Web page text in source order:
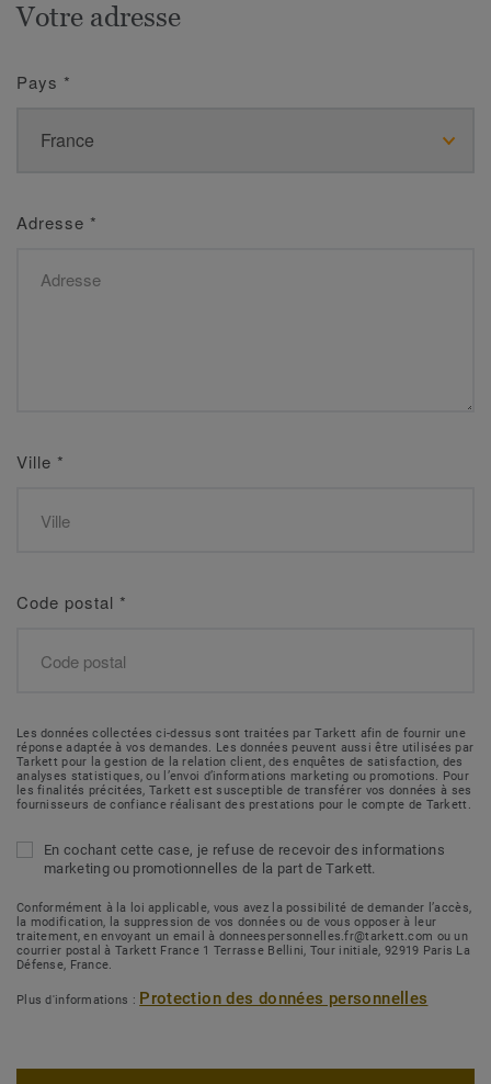
Votre adresse
Pays *
Adresse *
Ville *
Code postal *
Les données collectées ci-dessus sont traitées par Tarkett afin de fournir une
réponse adaptée à vos demandes. Les données peuvent aussi être utilisées par
Tarkett pour la gestion de la relation client, des enquêtes de satisfaction, des
analyses statistiques, ou l’envoi d’informations marketing ou promotions. Pour
les finalités précitées, Tarkett est susceptible de transférer vos données à ses
fournisseurs de confiance réalisant des prestations pour le compte de Tarkett.
En cochant cette case, je refuse de recevoir des informations
marketing ou promotionnelles de la part de Tarkett.
Conformément à la loi applicable, vous avez la possibilité de demander l’accès,
la modification, la suppression de vos données ou de vous opposer à leur
traitement, en envoyant un email à donneespersonnelles.fr@tarkett.com ou un
courrier postal à Tarkett France 1 Terrasse Bellini, Tour initiale, 92919 Paris La
Défense, France.
Plus d'informations : Protection des données personnelles